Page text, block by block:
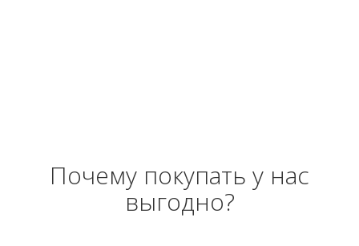
Почему покупать у нас
выгодно?